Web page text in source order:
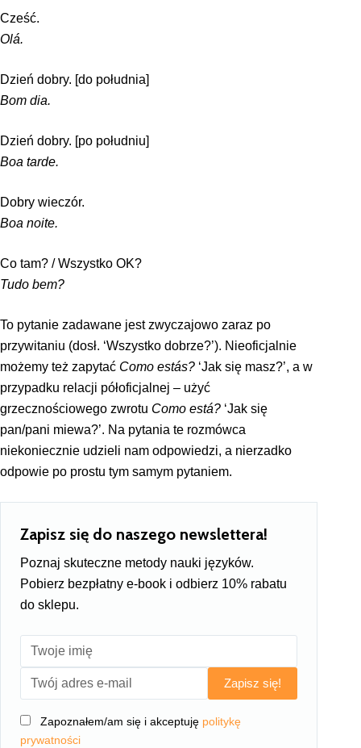
Cześć.
Olá.
Dzień dobry. [do południa]
Bom dia.
Dzień dobry. [po południu]
Boa tarde.
Dobry wieczór.
Boa noite.
Co tam? / Wszystko OK?
Tudo bem?
To pytanie zadawane jest zwyczajowo zaraz po
przywitaniu (dosł. ‘Wszystko dobrze?’). Nieoficjalnie
możemy też zapytać Como estás? ‘Jak się masz?’, a w
przypadku relacji półoficjalnej – użyć
grzecznościowego zwrotu Como está? ‘Jak się
pan/pani miewa?’. Na pytania te rozmówca
niekoniecznie udzieli nam odpowiedzi, a nierzadko
odpowie po prostu tym samym pytaniem.
Zapisz się do naszego newslettera!
Poznaj skuteczne metody nauki języków.
Pobierz bezpłatny e-book i odbierz 10% rabatu
do sklepu.
Zapisz się!
Zapoznałem/am się i akceptuję politykę
prywatności